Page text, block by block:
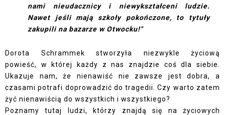
nami nieudacznicy i niewykształceni ludzie.
Nawet jeśli mają szkoły pokończone, to tytuły
zakupili na bazarze w Otwocku!"
Dorota Schrammek stworzyła niezwykle życiową
powieść, w której każdy z nas znajdzie coś dla siebie.
Ukazuje nam, że nienawiść nie zawsze jest dobra, a
czasami potrafi doprowadzić do tragedii. Czy warto zatem
żyć nienawiścią do wszystkich i wszystkiego?
Poznamy tutaj ludzi, którzy znajdą się na życiowych